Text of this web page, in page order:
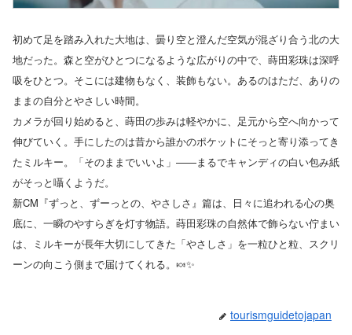
初めて足を踏み入れた大地は、曇り空と澄んだ空気が混ざり合う北の大
地だった。森と空がひとつになるような広がりの中で、蒔田彩珠は深呼
吸をひとつ。そこには建物もなく、装飾もない。あるのはただ、ありの
ままの自分とやさしい時間。
カメラが回り始めると、蒔田の歩みは軽やかに、足元から空へ向かって
伸びていく。手にしたのは昔から誰かのポケットにそっと寄り添ってき
たミルキー。「そのままでいいよ」——まるでキャンディの白い包み紙
がそっと囁くようだ。
新CM『ずっと、ずーっとの、やさしさ』篇は、日々に追われる心の奥
底に、一瞬のやすらぎを灯す物語。蒔田彩珠の自然体で飾らない佇まい
は、ミルキーが長年大切にしてきた「やさしさ」を一粒ひと粒、スクリ
ーンの向こう側まで届けてくれる。🍬✨
tourismguidetojapan